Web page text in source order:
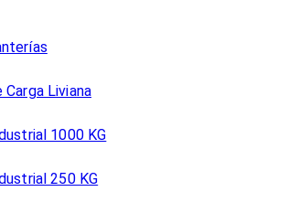
Liviana
1000 KG
250 KG